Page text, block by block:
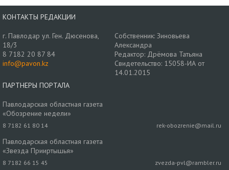
КОНТАКТЫ РЕДАКЦИИ
г. Павлодар ул. Ген. Дюсенова,
18/3
8 7182 20 87 84
info@pavon.kz
Собственник: Зиновьева
Александра
Редактор: Дрёмова Татьяна
Свидетельство: 15058-ИА от
14.01.2015
ПАРТНЕРЫ ПОРТАЛА
Павлодарская областная газета
«Обозрение недели»
8 7182 61 80 14 rek-obozrenie@mail.ru
Павлодарская областная газета
«Звезда Прииртышья»
8 7182 66 15 45 zvezda-pvl@rambler.ru